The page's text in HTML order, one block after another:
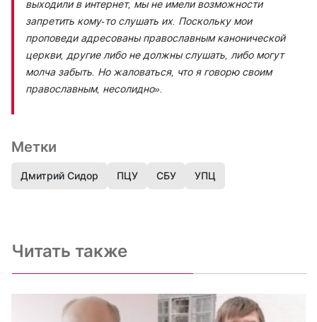
выходили в интернет, мы не имели возможности
запретить кому-то слушать их. Поскольку мои
проповеди адресованы православным канонической
церкви, другие либо не должны слушать, либо могут
молча забыть. Но жаловаться, что я говорю своим
православным, несолидно»
Метки
Дмитрий Сидор ПЦУ СБУ УПЦ
Читать также